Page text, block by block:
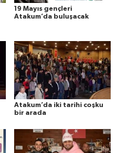
19 Mayıs gençleri
Atakum’da buluşacak
Atakum’da iki tarihi coşku
bir arada